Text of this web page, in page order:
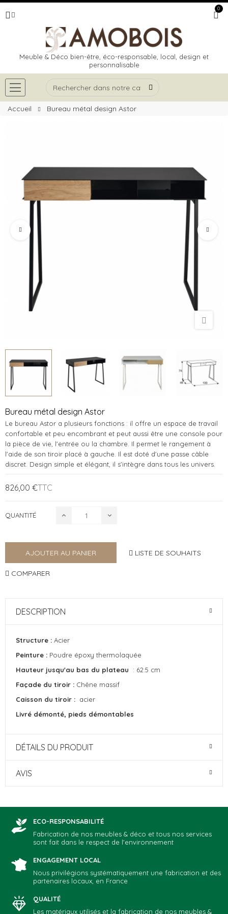
0
Meuble & Déco bien-être, éco-responsable, local, design et
personnalisable
Accueil Bureau métal design Astor
Bureau métal design Astor
Le bureau Astor a plusieurs fonctions : il offre un espace de travail
confortable et peu encombrant et peut aussi être une console pour
la pièce de vie, l'entrée ou la chambre. Il permet le rangement à
l'aide de son tiroir placé à gauche. Il est doté d'une passe câble
discret. Design simple et élégant, il s'intègre dans tous les univers.
826,00 €TTC
QUANTITÉ
AJOUTER AU PANIER LISTE DE SOUHAITS
COMPARER
DESCRIPTION
Structure : Acier
Peinture : Poudre époxy thermolaquée
Hauteur jusqu'au bas du plateau : 62.5 cm
Façade du tiroir : Chêne massif
Caisson du tiroir : acier
Livré démonté, pieds démontables
DÉTAILS DU PRODUIT
AVIS
ECO-RESPONSABILITÉ
Fabrication de nos meubles & déco et tous nos services
sont fait dans le respect de l'environnement
ENGAGEMENT LOCAL
Nous privilégions systématiquement une fabrication et des
partenaires locaux, en France
QUALITÉ
Les matériaux utilisés et la fabrication de nos meubles &